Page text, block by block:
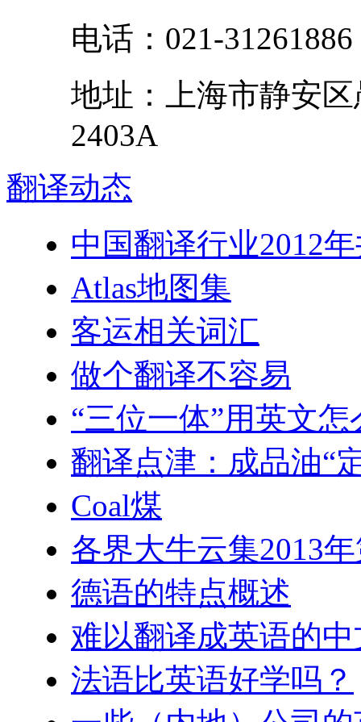
电话： 021-31261886
地址：
上海市静安区
2403A
翻译动态
中国翻译行业2012
Atlas地图集
客运相关词汇
做个翻译不容易
“三位一体”用英文怎
翻译点津：成品油“
Coal煤
各界大牛云集2013
德语的特点概述
难以翻译成英语的
法语比英语好学吗？